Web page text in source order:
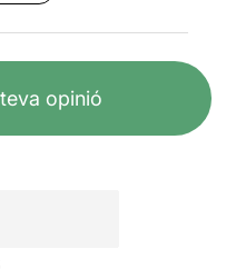
opinió